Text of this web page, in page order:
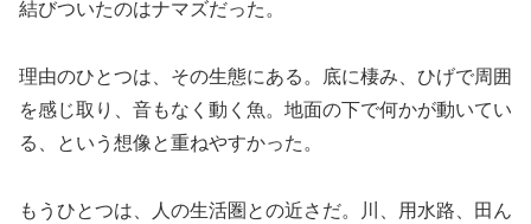
結びついたのはナマズだった。
理由のひとつは、その生態にある。底に棲み、ひげで周囲
を感じ取り、音もなく動く魚。地面の下で何かが動いてい
る、という想像と重ねやすかった。
もうひとつは、人の生活圏との近さだ。川、用水路、田ん